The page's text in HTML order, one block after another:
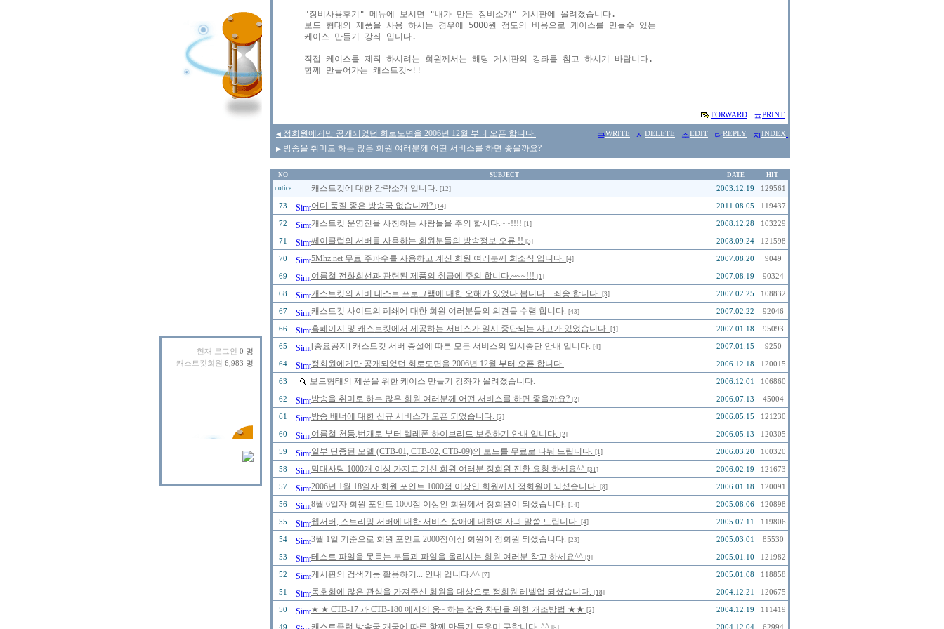
현재 로그인 0 명
캐스트킷회원 6,983 명
"장비사용후기" 메뉴에 보시면 "내가 만든 장비소개" 게시판에 올려졌습니다.
보드 형태의 제품을 사용 하시는 경우에 5000원 정도의 비용으로 케이스를 만들수 있는
케이스 만들기 강좌 입니다.
직접 케이스를 제작 하시려는 회원께서는 해당 게시판의 강좌를 참고 하시기 바랍니다.
함께 만들어가는 캐스트킷~!!
FORWARD PRINT
◀ 정회원에게만 공개되었던 회로도면을 2006년 12월 부터 오픈 합니다.
▶ 방송을 취미로 하는 많은 회원 여러분께 어떤 서비스를 하면 좋을까요?
WRITE DELETE EDIT REPLY INDEX
NO SUBJECT DATE
HIT
notice
캐스트킷에 대한 간략소개 입니다. [12] 2003.12.19 129561
73 어디 품질 좋은 방송국 없습니까? [14] 2011.08.05 119437
72 캐스트킷 운영진을 사칭하는 사람들을 주의 합시다.~~!!!! [1] 2008.12.28 103229
71 쎄이클럽의 서버를 사용하는 회원분들의 방송정보 오류 !! [3] 2008.09.24 121598
70 5Mhz.net 무료 주파수를 사용하고 계신 회원 여러분께 희소식 입니다. [4] 2007.08.20 9049
69 여름철 전화회선과 관련된 제품의 취급에 주의 합니다.~~~!!! [1] 2007.08.19 90324
68 캐스트킷의 서버 테스트 프로그램에 대한 오해가 있었나 봅니다... 죄송 합니다. [3] 2007.02.25 108832
67 캐스트킷 사이트의 페쇄에 대한 회원 여러분들의 의견을 수렴 합니다. [43] 2007.02.22 92046
66 홈페이지 및 캐스트킷에서 제공하는 서비스가 일시 중단되는 사고가 있었습니다. [1] 2007.01.18 95093
65 [중요공지] 캐스트킷 서버 증설에 따른 모든 서비스의 일시중단 안내 입니다. [4] 2007.01.15 9250
64 정회원에게만 공개되었던 회로도면을 2006년 12월 부터 오픈 합니다. 2006.12.18 120015
63 보드형태의 제품을 위한 케이스 만들기 강좌가 올려졌습니다. 2006.12.01 106860
62 방송을 취미로 하는 많은 회원 여러분께 어떤 서비스를 하면 좋을까요? [2] 2006.07.13 45004
61 방송 배너에 대한 신규 서비스가 오픈 되었습니다. [2] 2006.05.15 121230
60 여름철 천둥,번개로 부터 텔레폰 하이브리드 보호하기 안내 입니다. [2] 2006.05.13 120305
59 일부 단종된 모델 (CTB-01, CTB-02, CTB-09)의 보드를 무료로 나눠 드립니다. [1] 2006.03.20 100320
58 막대사탕 1000개 이상 가지고 계신 회원 여러분 정회원 전환 요청 하세요^^ [31] 2006.02.19 121673
57 2006년 1월 18일자 회원 포인트 1000점 이상인 회원께서 정회원이 되셨습니다. [8] 2006.01.18 120091
56 8월 6일자 회원 포인트 1000점 이상인 회원께서 정회원이 되셨습니다. [14] 2005.08.06 120898
55 웹서버, 스트리밍 서버에 대한 서비스 장애에 대하여 사과 말씀 드립니다. [4] 2005.07.11 119806
54 3월 1일 기준으로 회원 포인트 2000점이상 회원이 정회원 되셨습니다. [23] 2005.03.01 85530
53 테스트 파일을 못듣는 분들과 파일을 올리시는 회원 여러분 참고 하세요^^ [9] 2005.01.10 121982
52 게시판의 검색기능 활용하기... 안내 입니다.^^ [7] 2005.01.08 118858
51 동호회에 많은 관심을 가져주신 회원을 대상으로 정회원 레벨업 되셨습니다. [18] 2004.12.21 120675
50 ★ ★ CTB-17 과 CTB-180 에서의 웅~ 하는 잡음 차단을 위한 개조방법 ★★ [2] 2004.12.19 111419
49 캐스트클럽 방송국 개국에 따른 함께 만들기 도우미 구합니다. ^^ [5] 2004.12.04 62994